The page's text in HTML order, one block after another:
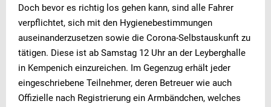
Doch bevor es richtig los gehen kann, sind alle Fahrer
verpflichtet, sich mit den Hygienebestimmungen
auseinanderzusetzen sowie die Corona-Selbstauskunft zu
tätigen. Diese ist ab Samstag 12 Uhr an der Leyberghalle
in Kempenich einzureichen. Im Gegenzug erhält jeder
eingeschriebene Teilnehmer, deren Betreuer wie auch
Offizielle nach Registrierung ein Armbändchen, welches